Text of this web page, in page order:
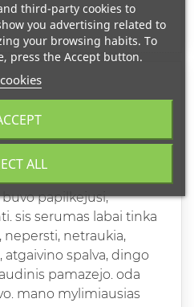
papilkejusi,
sis serumas labai tinka
netraukia,
spalva, dingo
pamazejo. oda
mano mylimiausias
third-party cookies to
you advertising related to
your browsing habits. To
press the Accept button.
ALL